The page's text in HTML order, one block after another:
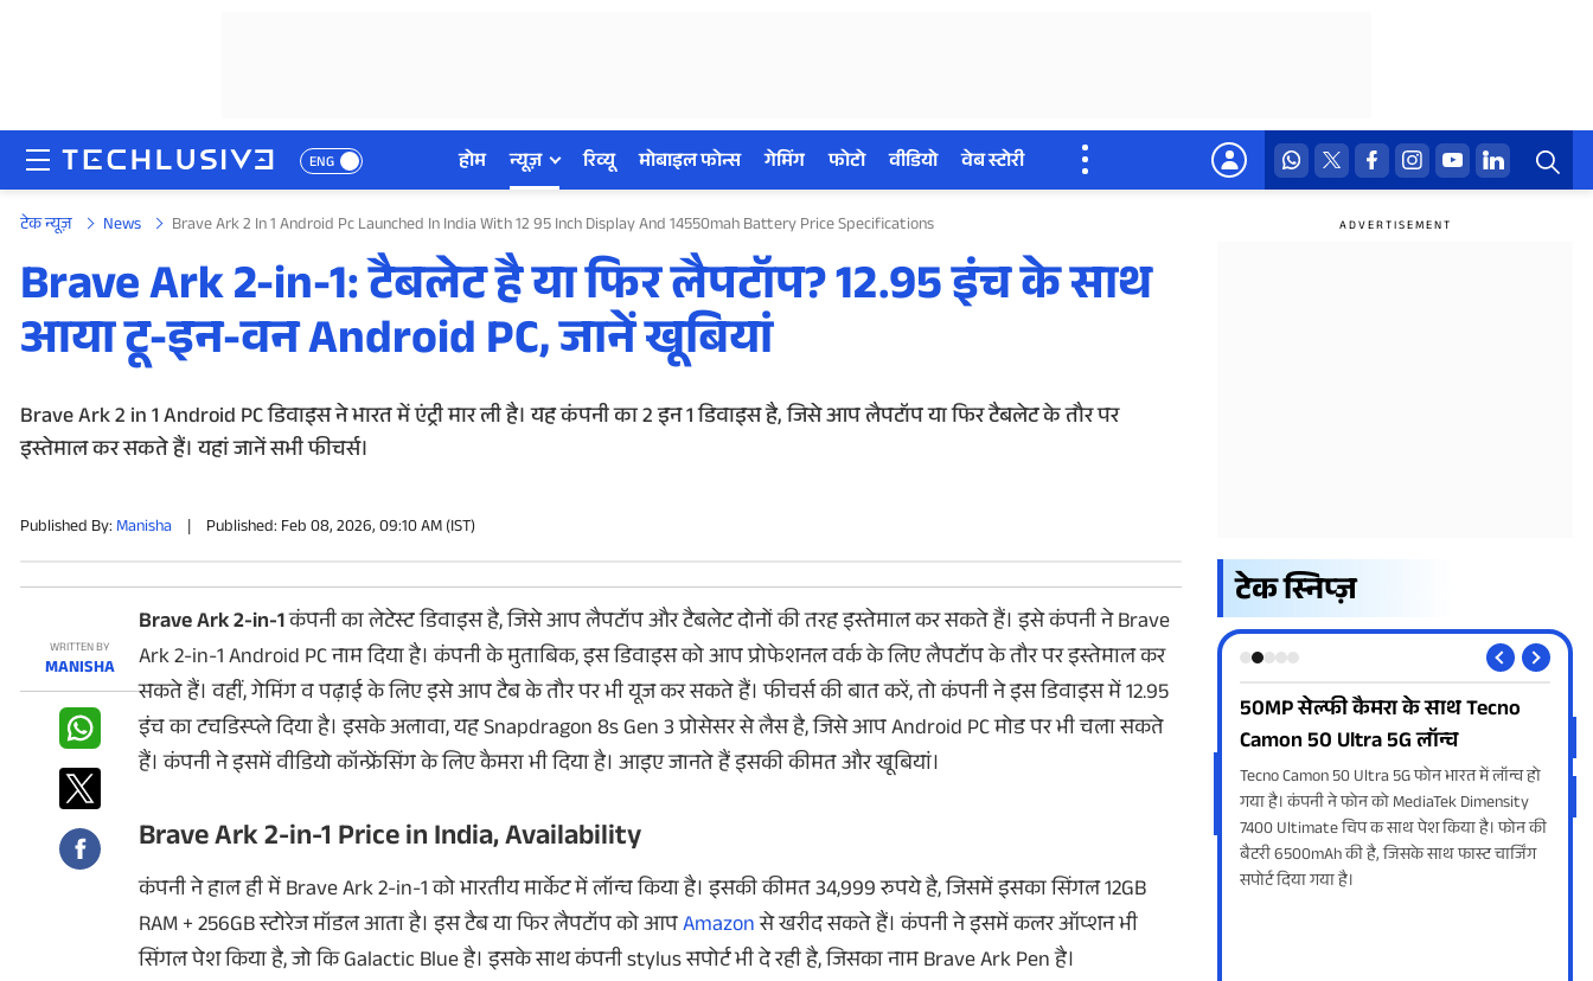
ENG होम न्यूज़ रिव्यू मोबाइल फोन्स गेमिंग फोटो वीडियो वेब स्टोरी
होम
न्यूज़
रिव्यू
मोबाइल फोन्स
फोटो
वीडियो
वेब स्टोरी
ऐप्स
डील्स
टेक न्यूज़ News Brave Ark 2 In 1 Android Pc Launched In India With 12 95 Inch Display And 14550mah Battery Price Specifications
Brave Ark 2-in-1: टैबलेट है या फिर लैपटॉप? 12.95 इंच के साथ
आया टू-इन-वन Android PC, जानें खूबियां
Brave Ark 2 in 1 Android PC डिवाइस ने भारत में एंट्री मार ली है। यह कंपनी का 2 इन 1 डिवाइस है, जिसे आप लैपटॉप या फिर टैबलेट के तौर पर
इस्तेमाल कर सकते हैं। यहां जानें सभी फीचर्स।
Published By: Manisha | Published: Feb 08, 2026, 09:10 AM (IST)
WRITTEN BY
MANISHA
Brave Ark 2-in-1कंपनी का लेटेस्ट डिवाइस है, जिसे आप लैपटॉप और टैबलेट दोनों की तरह इस्तेमाल कर सकते हैं। इसे कंपनी ने Brave
Ark 2-in-1 Android PC नाम दिया है। कंपनी के मुताबिक, इस डिवाइस को आप प्रोफेशनल वर्क के लिए लैपटॉप के तौर पर इस्तेमाल कर
सकते हैं। वहीं, गेमिंग व पढ़ाई के लिए इसे आप टैब के तौर पर भी यूज कर सकते हैं। फीचर्स की बात करें, तो कंपनी ने इस डिवाइस में 12.95
इंच का टचडिस्प्ले दिया है। इसके अलावा, यह Snapdragon 8s Gen 3 प्रोसेसर से लैस है, जिसे आप Android PC मोड पर भी चला सकते
हैं। कंपनी ने इसमें वीडियो कॉन्फ्रेंसिंग के लिए कैमरा भी दिया है। आइए जानते हैं इसकी कीमत और खूबियां।
Brave Ark 2-in-1 Price in India, Availability
कंपनी ने हाल ही में Brave Ark 2-in-1 को भारतीय मार्केट में लॉन्च किया है। इसकी कीमत 34,999 रुपये है, जिसमें इसका सिंगल 12GB
RAM + 256GB स्टोरेज मॉडल आता है। इस टैब या फिर लैपटॉप को आपAmazonसे खरीद सकते हैं। कंपनी ने इसमें कलर ऑप्शन भी
सिंगल पेश किया है, जो कि Galactic Blue है। इसके साथ कंपनी stylus सपोर्ट भी दे रही है, जिसका नाम Brave Ark Pen है।
टेक स्निप्ज़
इस दिन उठेगा Lava Virat V1 और
Virat V1 5G से पर्दा
Lava Virat V1 और Lava Virat V1 5G की लॉन्च डेट
हफ्ते भारतीय बाजार में उतारा जाना है। इनमें एचडी
प्लस एलसीडी डिस्प्ले और 6000एमएएच तक बैटरी
मिलेगी।
50MP सेल्फी कैमरा के साथ Tecno
Camon 50 Ultra 5G लॉन्च
Tecno Camon 50 Ultra 5G फोन भारत में लॉन्च हो
7400 Ultimate चिप क साथ पेश किया है। फोन की
सपोर्ट दिया गया है।
Android फोन के सेफ्टी फीचर, आएंगे
आपके बहुत काम
Android फोन में कॉलिंग और गेमिंग के अलावा कई
सेफ्टी फीचर्स भी दिए गए हैं, जो आपातकालीन स्थिति
में आपके बहुत काम आएंगे। इनसे आपको अतिरिक्त
सुरक्षा लेयर मिलेगी।